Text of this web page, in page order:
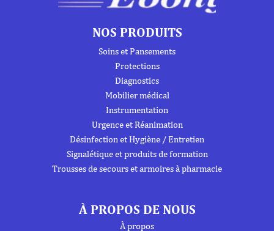
NOS PRODUITS
Soins et Pansements
Protections
Diagnostics
Mobilier médical
Instrumentation
Urgence et Réanimation
Désinfection et Hygiène / Entretien
Signalétique et produits de formation
Trousses de secours et armoires à pharmacie
À PROPOS DE NOUS
À propos